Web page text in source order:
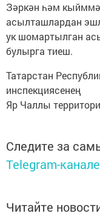
Зәркән һәм
асылташлардан
ук шомартылган
булырга тиеш.
Татарстан
инспекциясенең
Яр Чаллы
Следите за
Telegram-канале
Читайте